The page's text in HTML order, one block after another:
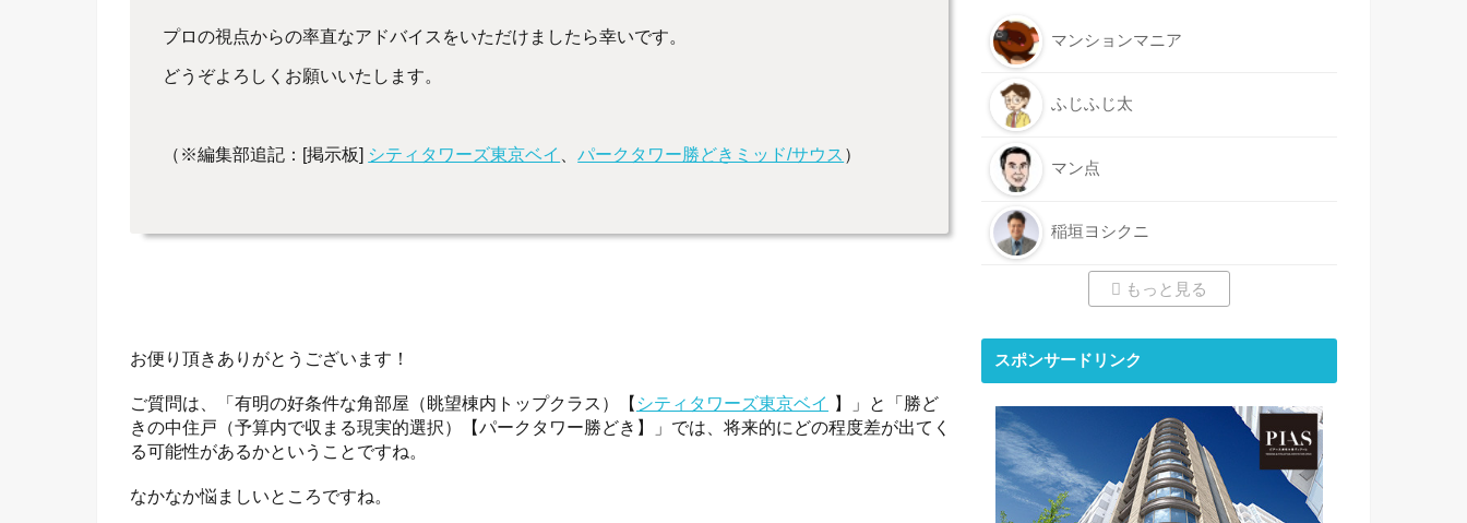
プロの視点からの率直なアドバイスをいただけましたら幸いです。
どうぞよろしくお願いいたします。
（※編集部追記：[掲示板] シティタワーズ東京ベイ 、パークタワー勝どきミッド/サウス ）
お便り頂きありがとうございます！
ご質問は、「有明の好条件な角部屋（眺望棟内トップクラス）【 シティタワーズ東京ベイ 】」と「勝ど
きの中住戸（予算内で収まる現実的選択）【パークタワー勝どき】」では、将来的にどの程度差が出てく
る可能性があるかということですね。
なかなか悩ましいところですね。
マンションマニア
ふじふじ太
マン点
稲垣ヨシクニ
もっと見る
スポンサードリンク